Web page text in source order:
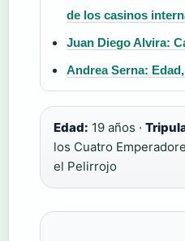
de los casinos
Juan Diego Alvira:
Andrea Serna:
Edad: 19 años ·
los Cuatro
el Pelirrojo